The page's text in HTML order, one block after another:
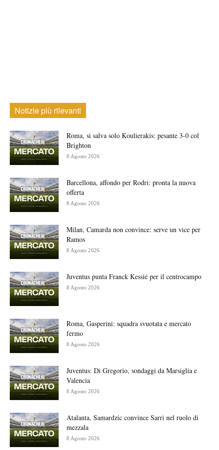
Notizie più rilevanti
Roma, si salva solo Koulierakis: pesante 3-0 col
Brighton
8 Agosto 2026
Barcellona, affondo per Rodri: pronta la nuova
offerta
8 Agosto 2026
Milan, Camarda non convince: serve un vice per
Ramos
8 Agosto 2026
Juventus punta Franck Kessié per il centrocampo
8 Agosto 2026
Roma, Gasperini: squadra svuotata e mercato
fermo
8 Agosto 2026
Juventus: Di Gregorio, sondaggi da Marsiglia e
Valencia
8 Agosto 2026
Atalanta, Samardzic convince Sarri nel ruolo di
mezzala
8 Agosto 2026